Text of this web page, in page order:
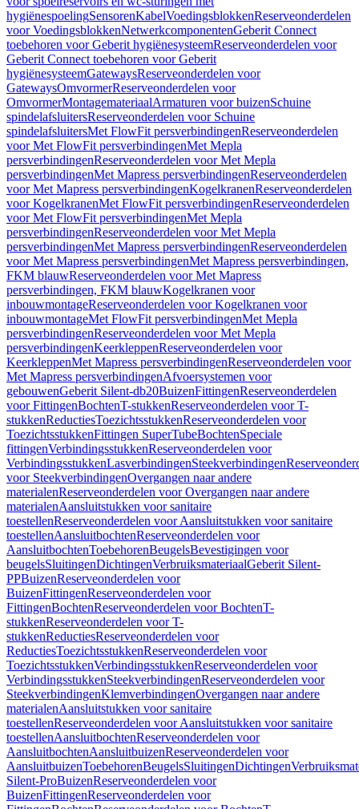
hygiënespoelingSensorenKabelVoedingsblokkenReserveonderdelen
voor VoedingsblokkenNetwerkcomponentenGeberit Connect
toebehoren voor Geberit hygiënesysteemReserveonderdelen voor
Geberit Connect toebehoren voor Geberit
hygiënesysteemGatewaysReserveonderdelen voor
GatewaysOmvormerReserveonderdelen voor
OmvormerMontagemateriaalArmaturen voor buizenSchuine
spindelafsluitersReserveonderdelen voor Schuine
spindelafsluitersMet FlowFit persverbindingenReserveonderdelen
voor Met FlowFit persverbindingenMet Mepla
persverbindingenReserveonderdelen voor Met Mepla
persverbindingenMet Mapress persverbindingenReserveonderdelen
voor Met Mapress persverbindingenKogelkranenReserveonderdelen
voor KogelkranenMet FlowFit persverbindingenReserveonderdelen
voor Met FlowFit persverbindingenMet Mepla
persverbindingenReserveonderdelen voor Met Mepla
persverbindingenMet Mapress persverbindingenReserveonderdelen
voor Met Mapress persverbindingenMet Mapress persverbindingen,
FKM blauwReserveonderdelen voor Met Mapress
persverbindingen, FKM blauwKogelkranen voor
inbouwmontageReserveonderdelen voor Kogelkranen voor
inbouwmontageMet FlowFit persverbindingenMet Mepla
persverbindingenReserveonderdelen voor Met Mepla
persverbindingenKeerkleppenReserveonderdelen voor
KeerkleppenMet Mapress persverbindingenReserveonderdelen voor
Met Mapress persverbindingenAfvoersystemen voor
gebouwenGeberit Silent-db20BuizenFittingenReserveonderdelen
voor FittingenBochtenT-stukkenReserveonderdelen voor T-
stukkenReductiesToezichtsstukkenReserveonderdelen voor
ToezichtsstukkenFittingen SuperTubeBochtenSpeciale
fittingenVerbindingsstukkenReserveonderdelen voor
VerbindingsstukkenLasverbindingenSteekverbindingen
voor SteekverbindingenOvergangen naar andere
materialenReserveonderdelen voor Overgangen naar andere
materialenAansluitstukken voor sanitaire
toestellenReserveonderdelen voor Aansluitstukken voor sanitaire
toestellenAansluitbochtenReserveonderdelen voor
AansluitbochtenToebehorenBeugelsBevestigingen voor
beugelsSluitingenDichtingenVerbruiksmateriaalGeberit Silent-
PPBuizenReserveonderdelen voor
BuizenFittingenReserveonderdelen voor
FittingenBochtenReserveonderdelen voor BochtenT-
stukkenReserveonderdelen voor T-
stukkenReductiesReserveonderdelen voor
ReductiesToezichtsstukkenReserveonderdelen voor
ToezichtsstukkenVerbindingsstukkenReserveonderdelen voor
VerbindingsstukkenSteekverbindingenReserveonderdelen voor
SteekverbindingenKlemverbindingenOvergangen naar andere
materialenAansluitstukken voor sanitaire
toestellenReserveonderdelen voor Aansluitstukken voor sanitaire
toestellenAansluitbochtenReserveonderdelen voor
AansluitbochtenAansluitbuizenReserveonderdelen voor
AansluitbuizenToebehorenBeugelsSluitingenDichtingen
Silent-ProBuizenReserveonderdelen voor
BuizenFittingenReserveonderdelen voor